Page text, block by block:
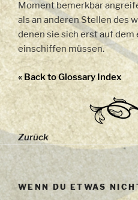
Moment bemerkbar
als an anderen Stellen des
denen sie sich erst auf
einschiffen müssen.
« Back to Glossary Index
Zurück
WENN DU ETWAS